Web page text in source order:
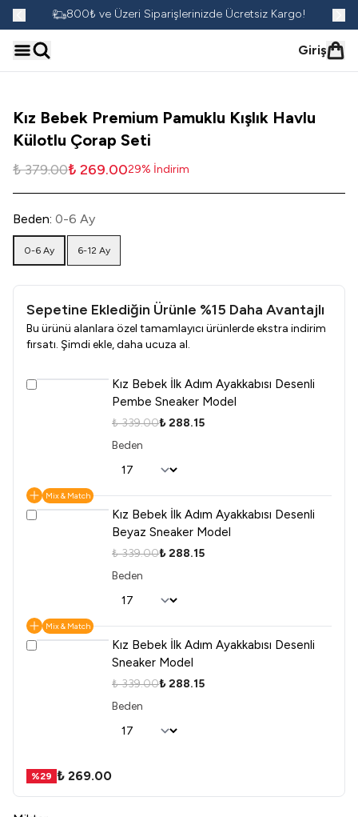
800₺ ve Üzeri Siparişlerinizde Ücretsiz Kargo!
Giriş
Kız Bebek Premium Pamuklu Kışlık Havlu
Külotlu Çorap Seti
₺ 379.00₺ 269.0029% İndirim
Beden: 0-6 Ay
0-6 Ay 6-12 Ay
Sepetine Eklediğin Ürünle %15 Daha Avantajlı
Bu ürünü alanlara özel tamamlayıcı ürünlerde ekstra indirim
fırsatı. Şimdi ekle, daha ucuza al.
Kız Bebek İlk Adım Ayakkabısı Desenli
Pembe Sneaker Model
₺ 339.00₺ 288.15
Beden
Mix & Match
Kız Bebek İlk Adım Ayakkabısı Desenli
Beyaz Sneaker Model
₺ 339.00₺ 288.15
Beden
Mix & Match
Kız Bebek İlk Adım Ayakkabısı Desenli
Sneaker Model
₺ 339.00₺ 288.15
Beden
%29 ₺ 269.00